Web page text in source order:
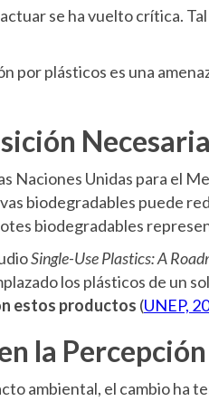
se ha vuelto crítica.
por plásticos es una
Necesaria
Naciones Unidas para el
biodegradables puede
biodegradables
Single-Use Plastics: A
los plásticos de un
estos productos (UNEP,
la
ambiental, el cambio ha